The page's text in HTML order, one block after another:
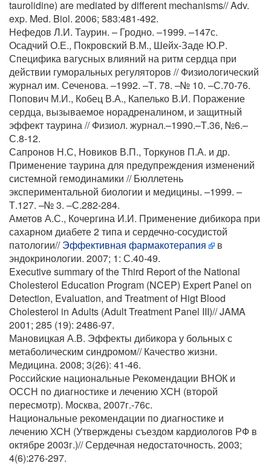
taurolidine) are mediated by different mechanisms// Adv.
exp. Med. Biol. 2006; 583:481-492.
Нефедов Л.И. Таурин. – Гродно. –1999. –147с.
Осадчий О.Е., Покровский В.М., Шейх-Заде Ю.Р.
Специфика вагусных влияний на ритм сердца при
действии гуморальных регуляторов // Физиологический
журнал им. Сеченова. –1992. –Т. 78. –№ 10. –С.70-76.
Попович М.И., Кобец В.А., Капелько В.И. Поражение
сердца, вызываемое норадреналином, и защитный
эффект таурина // Физиол. журнал.–1990.–Т.36, №6.–
С.8-12.
Сапронов Н.С, Новиков В.П., Торкунов П.А. и др.
Применение таурина для предупреждения изменений
системной гемодинамики // Бюллетень
экспериментальной биологии и медицины. –1999. –
Т.127. –№ 3. –С.282-284.
Аметов А.С., Кочергина И.И. Применение дибикора при
сахарном диабете 2 типа и сердечно-сосудистой
патологии//Эффективная фармакотерапия
в
эндокринологии. 2007; 1: С.40-49.
Executive summary of the Third Report of the National
Cholesterol Education Program (NCEP) Expert Panel on
Detection, Evaluation, and Treatment of Higt Blood
Cholesterol in Adults (Adult Treatment Panel III)// JAMA
2001; 285 (19): 2486-97.
Мановицкая А.В. Эффекты дибикора у больных с
метаболическим синдромом// Качество жизни.
Медицина. 2008; 3(26): 41-46.
Российские национальные Рекомендации ВНОК и
ОССН по диагностике и лечению ХСН (второй
пересмотр). Москва, 2007г.-76с.
Национальные рекомендации по диагностике и
лечению ХСН (Утверждены съездом кардиологов РФ в
октябре 2003г.)// Сердечная недостаточность. 2003;
4(6):276-297.